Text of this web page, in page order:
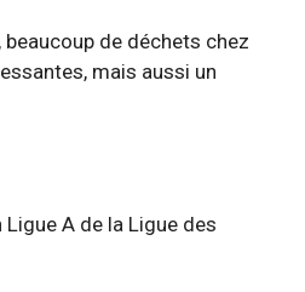
de déchets chez
mais aussi un
A de la Ligue des